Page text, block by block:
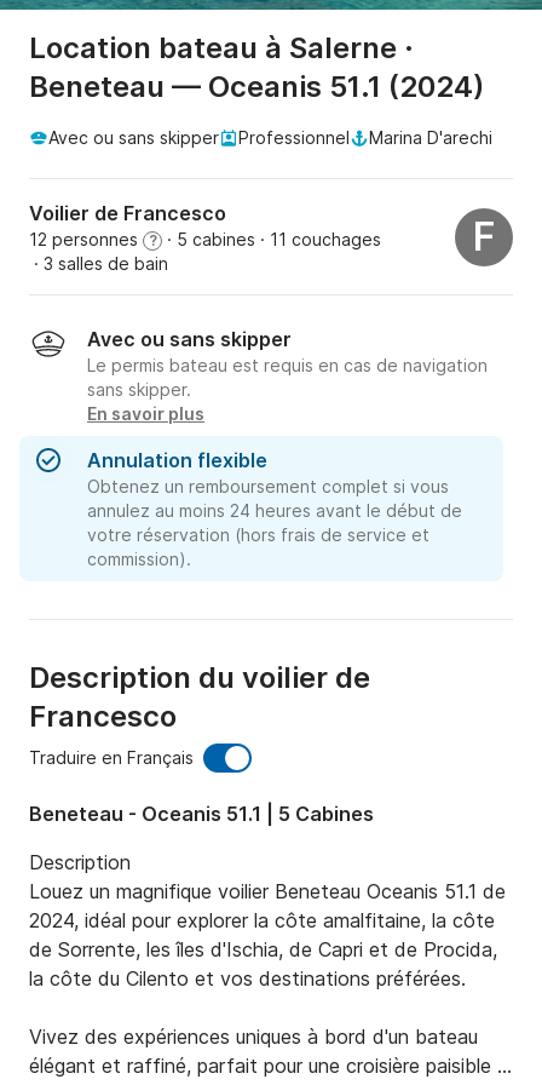
Location bateau à Salerne ·
Beneteau — Oceanis 51.1 (2024)
Avec ou sans skipper Professionnel Marina D'arechi
Voilier de Francesco
12 personnes ? · 5 cabines · 11 couchages
· 3 salles de bain
F
Avec ou sans skipper
Le permis bateau est requis en cas de navigation
sans skipper.
En savoir plus
Annulation flexible
Obtenez un remboursement complet si vous
annulez au moins 24 heures avant le début de
votre réservation (hors frais de service et
commission).
Description du voilier de
Francesco
Traduire en Français
Beneteau - Oceanis 51.1 | 5 Cabines
Description
Louez un magnifique voilier Beneteau Oceanis 51.1 de
2024, idéal pour explorer la côte amalfitaine, la côte
de Sorrente, les îles d'Ischia, de Capri et de Procida,
la côte du Cilento et vos destinations préférées.
Vivez des expériences uniques à bord d'un bateau
élégant et raffiné, parfait pour une croisière paisible